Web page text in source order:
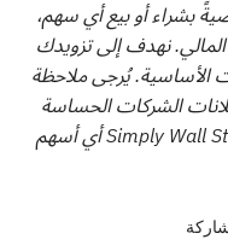
بشراء أو بيع أي سهم،
نهدف إلى تزويدك
الأساسية. يُرجى ملاحظة
الشركات الحساسة
للسعر أو المعلومات النوعية. لا تمتلك Simply Wall St أي أسهم